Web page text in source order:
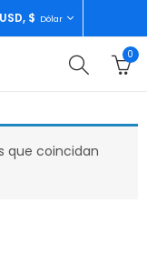
USD, $ Dólar
0
que coincidan